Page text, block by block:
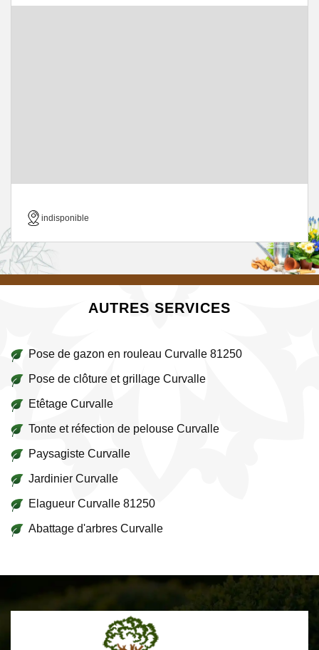
indisponible
AUTRES SERVICES
Pose de gazon en rouleau Curvalle 81250
Pose de clôture et grillage Curvalle
Etêtage Curvalle
Tonte et réfection de pelouse Curvalle
Paysagiste Curvalle
Jardinier Curvalle
Elagueur Curvalle 81250
Abattage d'arbres Curvalle